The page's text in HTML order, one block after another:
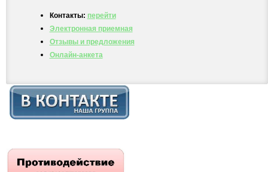
Контакты: перейти
Электронная приемная
Отзывы и предложения
Онлайн-анкета